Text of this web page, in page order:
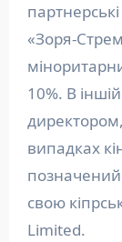
«Зоря-
10%. В
випадках
свою
Limited.